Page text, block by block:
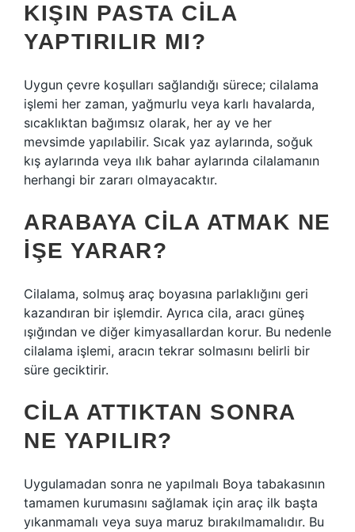
KIŞIN PASTA CILA
YAPTIRILIR MI?
Uygun çevre koşulları sağlandığı sürece; cilalama
işlemi her zaman, yağmurlu veya karlı havalarda,
sıcaklıktan bağımsız olarak, her ay ve her
mevsimde yapılabilir. Sıcak yaz aylarında, soğuk
kış aylarında veya ılık bahar aylarında cilalamanın
herhangi bir zararı olmayacaktır.
ARABAYA CILA ATMAK NE
IŞE YARAR?
Cilalama, solmuş araç boyasına parlaklığını geri
kazandıran bir işlemdir. Ayrıca cila, aracı güneş
ışığından ve diğer kimyasallardan korur. Bu nedenle
cilalama işlemi, aracın tekrar solmasını belirli bir
süre geciktirir.
CILA ATTIKTAN SONRA
NE YAPILIR?
Uygulamadan sonra ne yapılmalı Boya tabakasının
tamamen kurumasını sağlamak için araç ilk başta
yıkanmamalı veya suya maruz bırakılmamalıdır. Bu